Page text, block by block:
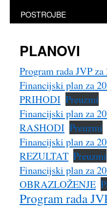
POSTROJBE
PLANOVI
Program rada JVP za
Financijski plan za
PRIHODI Preuzmi
Financijski plan za
RASHODI Preuzmi
Financijski plan za
REZULTAT Preuzmi
Financijski plan za
OBRAZLOŽENJE
Program rada